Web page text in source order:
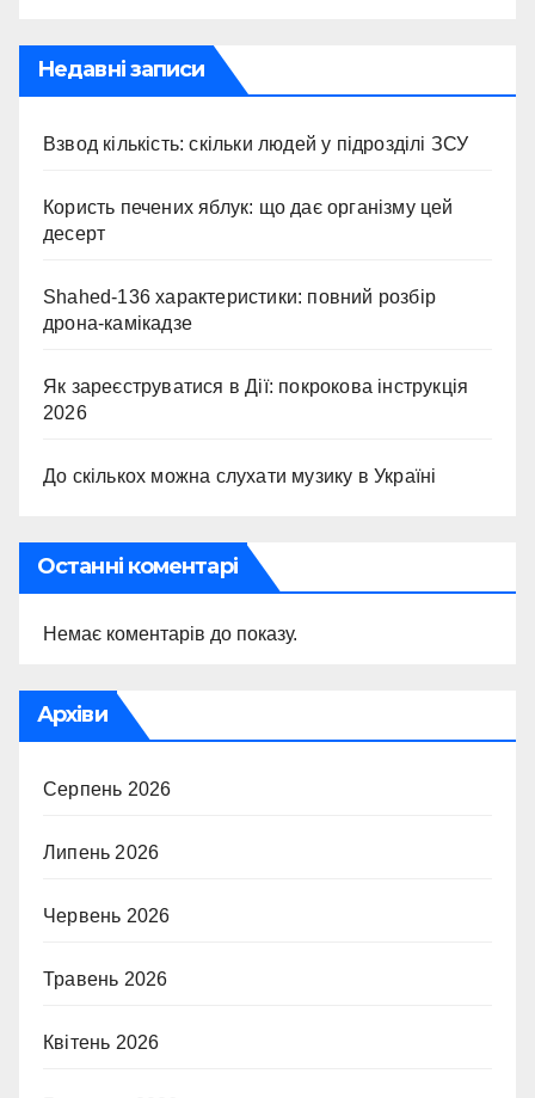
Недавні записи
Взвод кількість: скільки людей у підрозділі ЗСУ
Користь печених яблук: що дає організму цей
десерт
Shahed-136 характеристики: повний розбір
дрона-камікадзе
Як зареєструватися в Дії: покрокова інструкція
2026
До скількох можна слухати музику в Україні
Останні коментарі
Немає коментарів до показу.
Архіви
Серпень 2026
Липень 2026
Червень 2026
Травень 2026
Квітень 2026